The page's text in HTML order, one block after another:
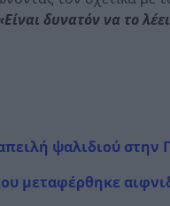
δυνατόν να το
ψαλιδιού στην
μεταφέρθηκε